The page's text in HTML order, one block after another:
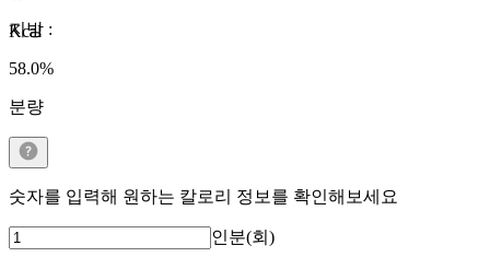
Kcal
지방 :
58.0%
분량
숫자를 입력해 원하는 칼로리 정보를 확인해보세요
인분(회)